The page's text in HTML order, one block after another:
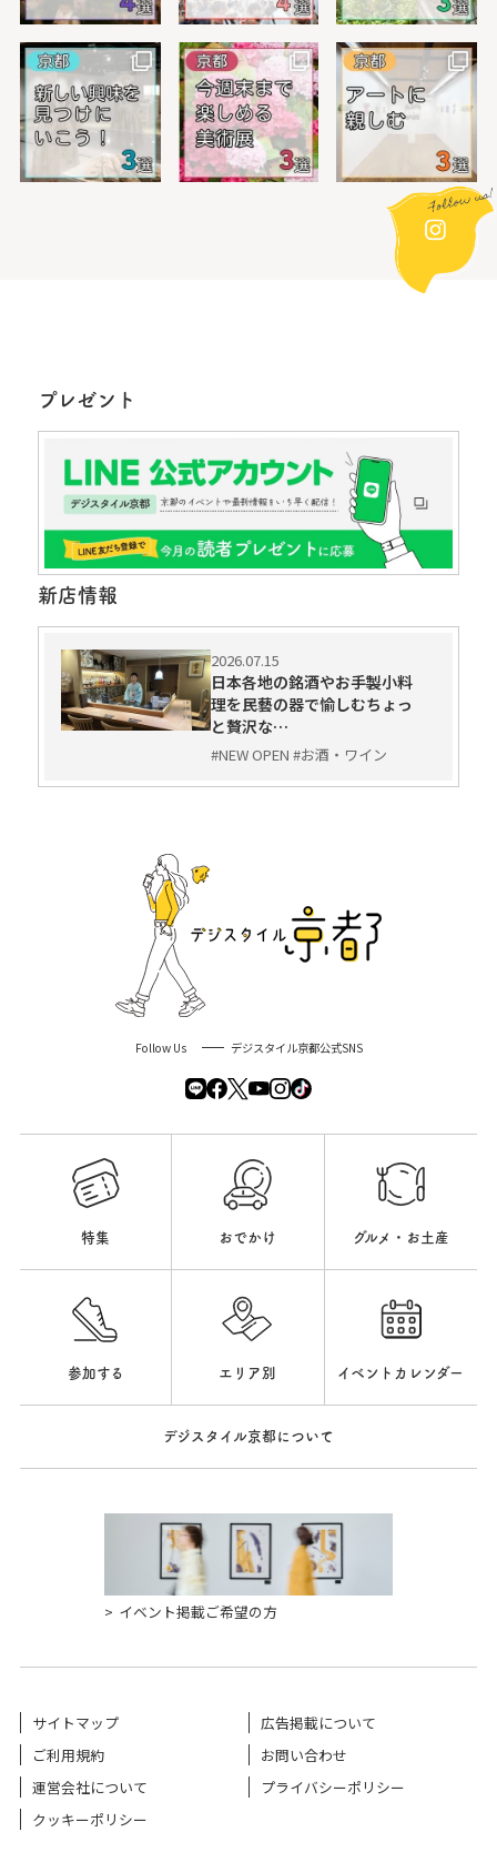
プレゼント
新店情報
2026.07.15
日本各地の銘酒やお手製小料
理を民藝の器で愉しむちょっ
と贅沢な…
#NEW OPEN #お酒・ワイン
Follow Us デジスタイル京都公式SNS
特集 おでかけ グルメ・お土産
参加する エリア別 イベントカレンダー
デジスタイル京都について
イベント掲載ご希望の方
サイトマップ
広告掲載について
ご利用規約
お問い合わせ
運営会社について
プライバシーポリシー
クッキーポリシー